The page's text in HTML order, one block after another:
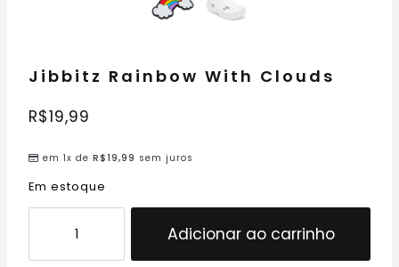
Jibbitz Rainbow With Clouds
R$19,99
em 1x de R$ 19,99 sem juros
Em estoque
Adicionar ao carrinho